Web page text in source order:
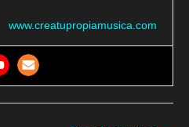
www.creatupropiamusica.com